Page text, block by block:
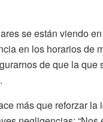
se están viendo
en los horarios de
de que la que
más que reforzar la